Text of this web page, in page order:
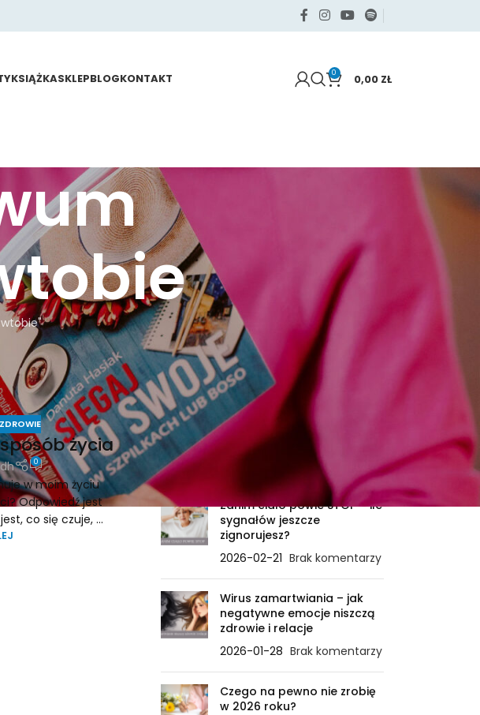
KSIĄŻKASKLEPBLOGKONTAKT 0 0,00 ZŁ
ZDROWIE
życia
0
w moim życiu
Odpowiedź jest
co się czuje, ...
KATEGORIE
Samo życie
Sięgaj po swoje
Zdrowie
OSTATNIE WPISY
Zanim ciało powie STOP – ile
sygnałów jeszcze
zignorujesz?
2026-02-21 Brak komentarzy
Wirus zamartwiania – jak
negatywne emocje niszczą
zdrowie i relacje
2026-01-28 Brak komentarzy
Czego na pewno nie zrobię
w 2026 roku?